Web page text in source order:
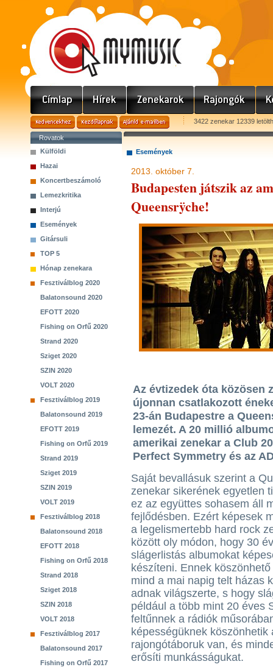
3422 zenekar 12339
Rovatok
Külföldi
Hazai
Koncertbeszámoló
Lemezkritika
Interjú
Események
Gitársuli
TOP 5
Hónap zenekara
Fesztiválblog 2020
Balatonsound 2020
EFOTT 2020
Fishing on Orfű 2020
Strand 2020
Sziget 2020
SZIN 2020
VOLT 2020
Fesztiválblog 2019
Balatonsound 2019
EFOTT 2019
Fishing on Orfű 2019
Strand 2019
Sziget 2019
SZIN 2019
VOLT 2019
Fesztiválblog 2018
Balatonsound 2018
EFOTT 2018
Fishing on Orfű 2018
Strand 2018
Sziget 2018
SZIN 2018
VOLT 2018
Fesztiválblog 2017
Balatonsound 2017
Fishing on Orfű 2017
Események
2013. október 7.
Budapesten játszik az
Queensrÿche!
Az évtizedek óta közösen
újonnan csatlakozott
23-án Budapestre a
lemezét. A 20 millió
amerikai zenekar a Club
Perfect Symmetry és az
Saját bevallásuk szerint a
zenekar sikerének egyetlen
ez az együttes sohasem áll
fejlődésben. Ezért képesek
a legelismertebb hard rock
között oly módon, hogy 30
slágerlistás albumokat
készíteni. Ennek
mind a mai napig telt házas
adnak világszerte, s hogy
például a több mint 20 éves
feltűnnek a rádiók
képességüknek
rajongótáboruk van, és
erősíti munkásságukat.